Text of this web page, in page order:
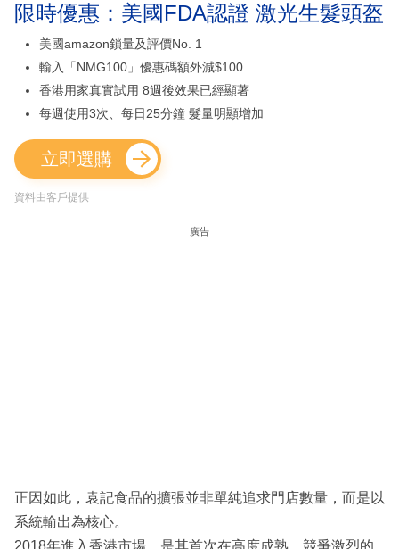
限時優惠：美國FDA認證 激光生髮頭盔
美國amazon鎖量及評價No. 1
輸入「NMG100」優惠碼額外減$100
香港用家真實試用 8週後效果已經顯著
每週使用3次、每日25分鐘 髮量明顯增加
立即選購
資料由客戶提供
廣告
正因如此，袁記食品的擴張並非單純追求門店數量，而是以
系統輸出為核心。
2018年進入香港市場，是其首次在高度成熟、競爭激烈的